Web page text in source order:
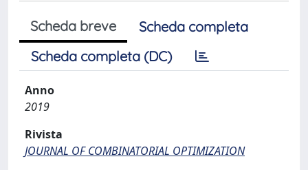
Scheda breve
Scheda completa
Scheda completa (DC)
Anno
2019
Rivista
JOURNAL OF COMBINATORIAL OPTIMIZATION